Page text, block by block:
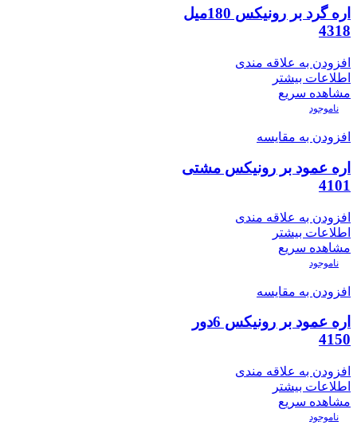
اره گرد بر رونیکس 180میل
4318
افزودن به علاقه مندی
اطلاعات بیشتر
مشاهده سریع
ناموجود
افزودن به مقایسه
اره عمود بر رونیکس مشتی
4101
افزودن به علاقه مندی
اطلاعات بیشتر
مشاهده سریع
ناموجود
افزودن به مقایسه
اره عمود بر رونیکس 6دور
4150
افزودن به علاقه مندی
اطلاعات بیشتر
مشاهده سریع
ناموجود